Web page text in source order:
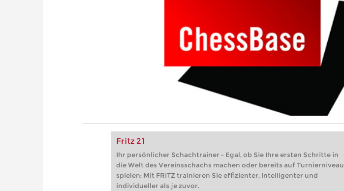
Fritz 21
Ihr persönlicher Schachtrainer - Egal, ob Sie Ihre ersten Schritte in
die Welt des Vereinsschachs machen oder bereits auf Turnierniveau
spielen: Mit FRITZ trainieren Sie effizienter, intelligenter und
individueller als je zuvor.